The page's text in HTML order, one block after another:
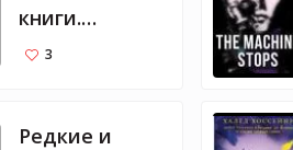
книги.
Часть 1
3
Редкие и